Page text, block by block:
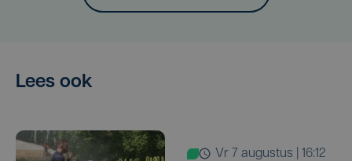
Lees ook
vr 7 augustus | 16:12